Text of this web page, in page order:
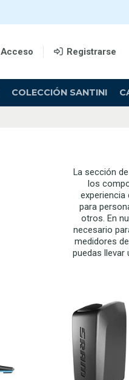
Acceso Registrarse
COLECCIÓN SANTINI
La sección
los
para
otros. En
necesario
medidores
puedas llevar